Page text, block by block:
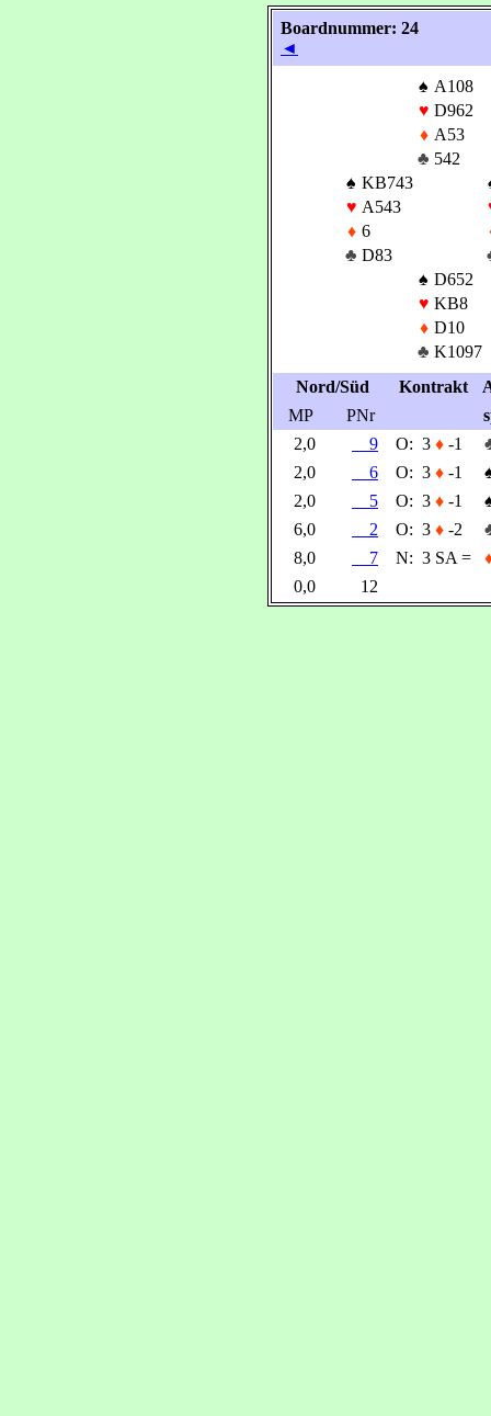
Boardnummer: 24
◄
♠ A108
♥ D962
♦ A53
♣ 542
♠ KB743
♥ A543
♦ 6
♣ D83
♠ D652
♥ KB8
♦ D10
♣ K1097
Nord/Süd
Kontrakt
MP
PNr
2,0
9 O: 3 ♦ -1
2,0
6 O: 3 ♦ -1
2,0
5 O: 3 ♦ -1
6,0
2 O: 3 ♦ -2
8,0
7 N: 3 SA =
0,0
12